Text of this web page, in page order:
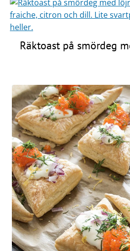
Räktoast på smördeg